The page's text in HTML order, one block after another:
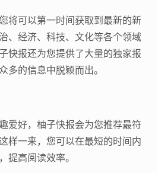
将可以第一时间获取到最新的新
、经济、科技、文化等各个领域
快报还为您提供了大量的独家报
多的信息中脱颖而出。
爱好，柚子快报会为您推荐最符
样一来，您可以在最短的时间内
提高阅读效率。